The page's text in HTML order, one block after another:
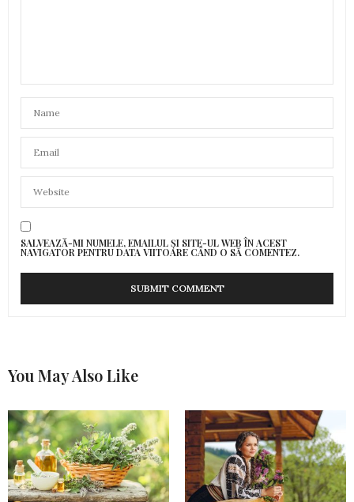
SALVEAZĂ-MI NUMELE, EMAILUL ȘI SITE-UL WEB ÎN ACEST
NAVIGATOR PENTRU DATA VIITOARE CÂND O SĂ COMENTEZ.
You May Also Like